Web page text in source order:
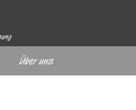
Menü überspringen
Über uns